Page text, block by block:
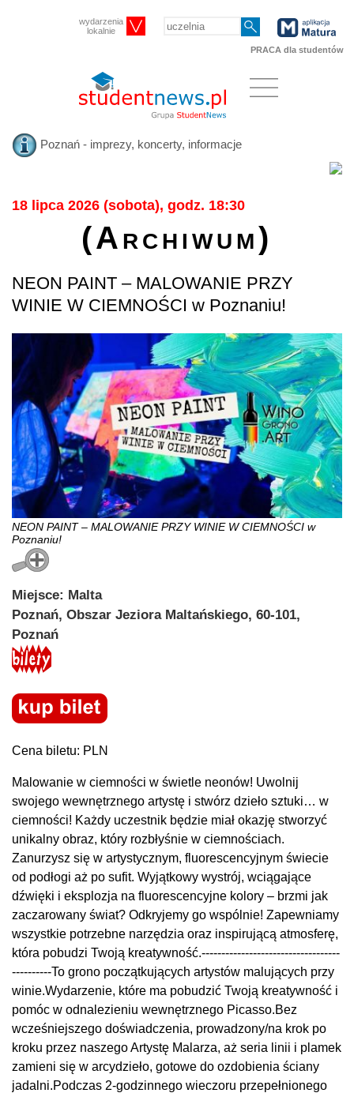
wydarzenia
lokalnie
PRACA dla studentów
Poznań - imprezy, koncerty, informacje
18 lipca 2026 (sobota), godz. 18:30
(Archiwum)
NEON PAINT – MALOWANIE PRZY
WINIE W CIEMNOŚCI w Poznaniu!
NEON PAINT – MALOWANIE PRZY WINIE W CIEMNOŚCI w
Poznaniu!
Miejsce: Malta
Poznań, Obszar Jeziora Maltańskiego, 60-101,
Poznań
Cena biletu: PLN
Malowanie w ciemności w świetle neonów! Uwolnij
swojego wewnętrznego artystę i stwórz dzieło sztuki… w
ciemności! Każdy uczestnik będzie miał okazję stworzyć
unikalny obraz, który rozbłyśnie w ciemnościach.
Zanurzysz się w artystycznym, fluorescencyjnym świecie
od podłogi aż po sufit. Wyjątkowy wystrój, wciągające
dźwięki i eksplozja na fluorescencyjne kolory – brzmi jak
zaczarowany świat? Odkryjemy go wspólnie! Zapewniamy
wszystkie potrzebne narzędzia oraz inspirującą atmosferę,
która pobudzi Twoją kreatywność.-----------------------------------
----------To grono początkujących artystów malujących przy
winie.Wydarzenie, które ma pobudzić Twoją kreatywność i
pomóc w odnalezieniu wewnętrznego Picasso.Bez
wcześniejszego doświadczenia, prowadzony/na krok po
kroku przez naszego Artystę Malarza, aż seria linii i plamek
zamieni się w arcydzieło, gotowe do ozdobienia ściany
jadalni.Podczas 2-godzinnego wieczoru przepełnionego